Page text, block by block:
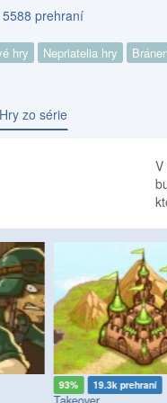
5588 prehraní
hry Nepriatelia hry
zo série
V
93% 19.3k prehraní